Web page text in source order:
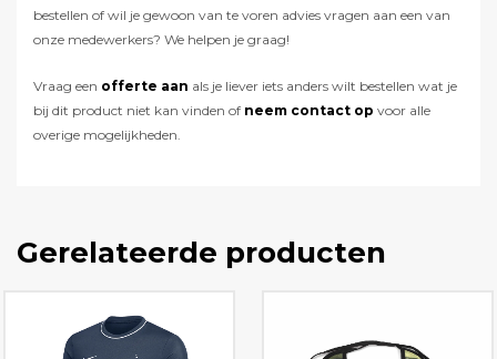
bestellen of wil je gewoon van te voren advies vragen aan een van
onze medewerkers? We helpen je graag!
Vraag een offerte aan als je liever iets anders wilt bestellen wat je
bij dit product niet kan vinden of neem contact op voor alle
overige mogelijkheden.
Gerelateerde producten